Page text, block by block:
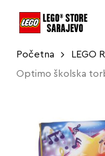
Početna LEGO
Optimo školska